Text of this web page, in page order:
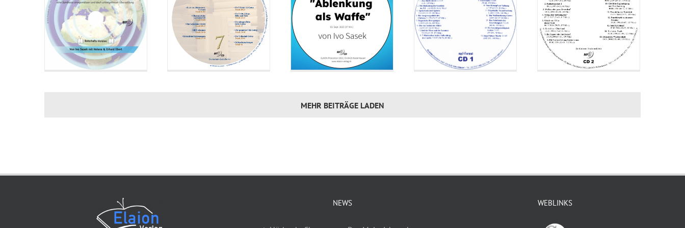
33. 11_Alternative Herrschaften
34. 12_Alternative Herrschaften
35. 00_Ansage- Zeitalter im Hier und Jetzt
36. 01_Zeitalter im Hier und Jetzt
47. 12_Zeitalter im Hier und Jetzt
MEHR BEITRÄGE LADEN
NEWS WEBLINKS